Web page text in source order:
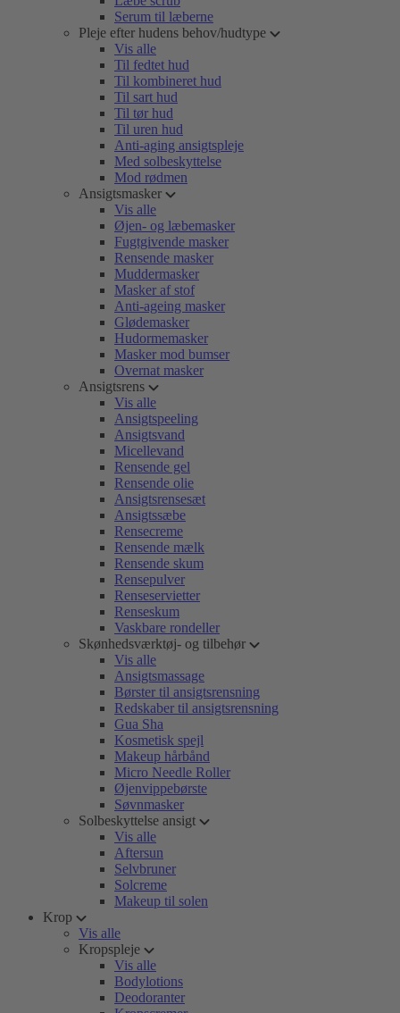
Serum til læberne
Pleje efter hudens behov/hudtype
Vis alle
Til fedtet hud
Til kombineret hud
Til sart hud
Til tør hud
Til uren hud
Anti-aging ansigtspleje
Med solbeskyttelse
Mod rødmen
Ansigtsmasker
Vis alle
Øjen- og læbemasker
Fugtgivende masker
Rensende masker
Muddermasker
Masker af stof
Anti-ageing masker
Glødemasker
Hudormemasker
Masker mod bumser
Overnat masker
Ansigtsrens
Vis alle
Ansigtspeeling
Ansigtsvand
Micellevand
Rensende gel
Rensende olie
Ansigtsrensesæt
Ansigtssæbe
Rensecreme
Rensende mælk
Rensende skum
Rensepulver
Renseservietter
Renseskum
Vaskbare rondeller
Skønhedsværktøj- og tilbehør
Vis alle
Ansigtsmassage
Børster til ansigtsrensning
Redskaber til ansigtsrensning
Gua Sha
Kosmetisk spejl
Makeup hårbånd
Micro Needle Roller
Øjenvippebørste
Søvnmasker
Solbeskyttelse ansigt
Vis alle
Aftersun
Selvbruner
Solcreme
Makeup til solen
Krop
Vis alle
Kropspleje
Vis alle
Bodylotions
Deodoranter